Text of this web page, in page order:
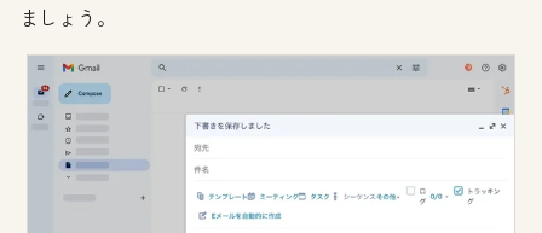
ましょう。